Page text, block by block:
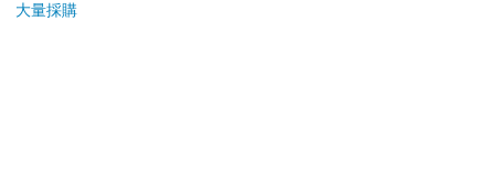
辦理退換貨時，商品（組合商品恕無法接受單獨退貨）必須